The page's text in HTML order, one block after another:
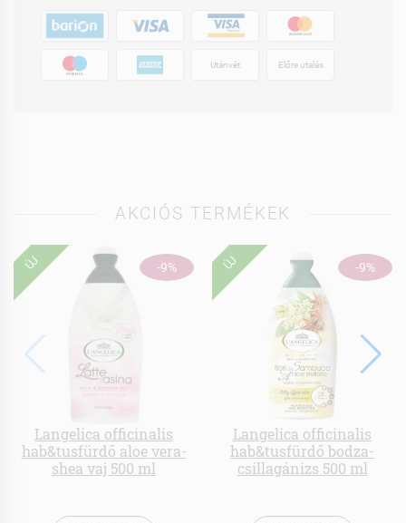
Utánvét Előre utalás
AKCIÓS TERMÉKEK
-9%
ÚJ
Langelica officinalis
hab&tusfürdő aloe vera-
shea vaj 500 ml
-9%
ÚJ
Langelica officinalis
hab&tusfürdő bodza-
csillagánizs 500 ml